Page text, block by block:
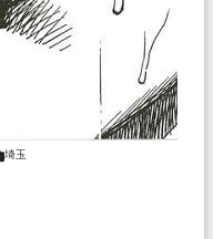
埼玉